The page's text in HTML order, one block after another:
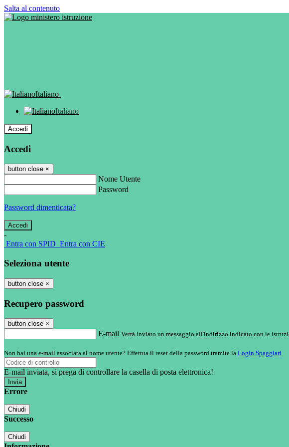
Salta al contenuto
Italiano
Italiano
Accedi
Accedi
button close ×
Nome Utente
Password
Password dimenticata?
-
Entra con SPID Entra con CIE
Seleziona utente
button close ×
Recupero password
button close ×
E-mail Verrà inviato un messaggio all'indirizzo indicato con le
Non hai una e-mail associata al nome utente? Effettua il reset della password tramite la Login Spaggiari
E-mail inviata, si prega di controllare la casella di posta elettronica!
Errore
Chiudi
Successo
Chiudi